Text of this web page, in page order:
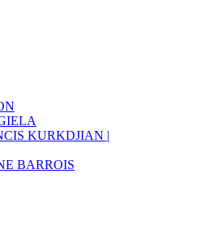
KURKDJIAN |
BARROIS